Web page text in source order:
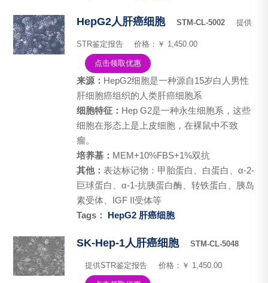
HepG2人肝癌细胞 STM-CL-5002 提供
STR鉴定报告 价格：￥ 1,450.00
点击领取优惠
来源： HepG2细胞是一种源自15岁白人男性
肝细胞癌组织的人类肝癌细胞系
细胞特征： Hep G2是一种永生细胞系，这些
细胞在形态上是上皮细胞，在裸鼠中不致
瘤。
培养基： MEM+10%FBS+1%双抗
其他： 表达标记物：甲胎蛋白、白蛋白、α-2-
巨球蛋白、α-1-抗胰蛋白酶、转铁蛋白、胰岛
素受体、IGF II受体等
Tags：
HepG2 肝癌细胞
SK-Hep-1人肝癌细胞 STM-CL-5048
提供STR鉴定报告 价格：￥ 1,450.00